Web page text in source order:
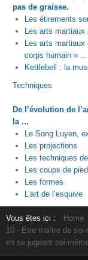
pas de graisse.
Les étirements
Les arts
Les arts
corps humain » ...
Kettlebell : la
Techniques
De l’évolution de
la ...
Le Song Luyen,
Les projections
Les techniques
Les coups de pied
Les formes
L’art de l’esquive
Vous êtes ici : Home
10 - Etre maître de
en se jugeant soi-